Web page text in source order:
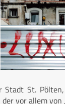
Stadt St.
vor allem